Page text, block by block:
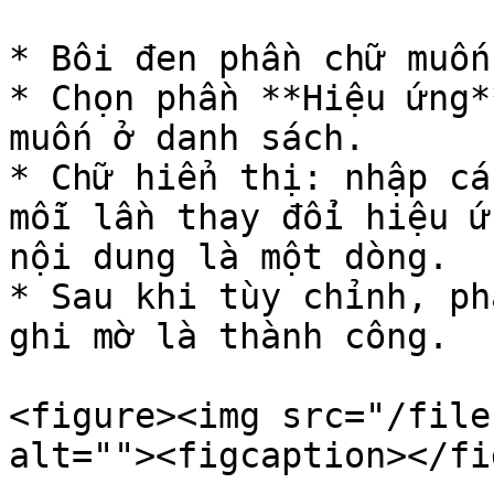
* Bôi đen phần chữ
* Chọn phần **Hiệu
muốn ở danh sách.
* Chữ hiển thị: nhập
mỗi lần thay đổi hiệu
nội dung là một dòng.
* Sau khi tùy chỉnh,
ghi mờ là thành công.
<figure><img src="/files/
alt=""><figcaption></